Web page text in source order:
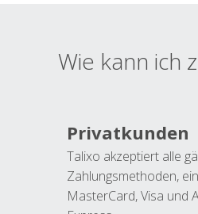
Wie kann ich
Privatkunden
Talixo akzeptiert alle
Zahlungsmethoden,
MasterCard, Visa und